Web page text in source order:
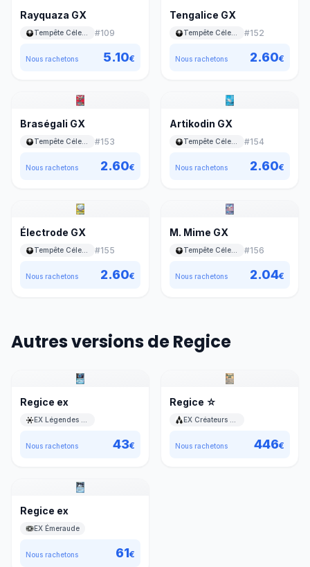
Rayquaza GX
#109
Nous rachetons 5.10€
Tengalice GX
#152
Nous rachetons 2.60€
Braségali GX
#153
Nous rachetons 2.60€
Artikodin GX
#154
Nous rachetons 2.60€
Électrode GX
#155
Nous rachetons 2.60€
M. Mime GX
#156
Nous rachetons 2.04€
Autres versions de Regice
Regice ex
Nous rachetons 43€
Regice ☆
Nous rachetons 446€
Regice ex
EX Émeraude
Nous rachetons 61€